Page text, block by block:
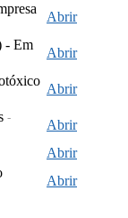
Abrir
- Em
Abrir
Abrir
-
Abrir
Abrir
Abrir